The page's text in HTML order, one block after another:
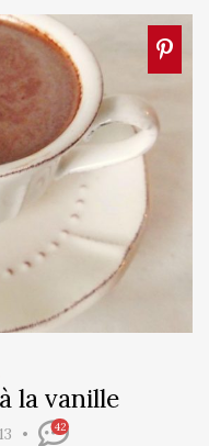
la vanille
42